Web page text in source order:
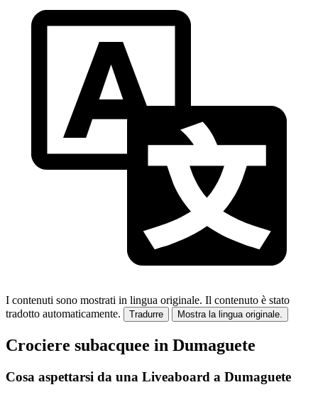
I contenuti sono mostrati in lingua originale. Il contenuto è stato
tradotto automaticamente.
Tradurre Mostra la lingua originale.
Crociere subacquee in Dumaguete
Cosa aspettarsi da una Liveaboard a Dumaguete